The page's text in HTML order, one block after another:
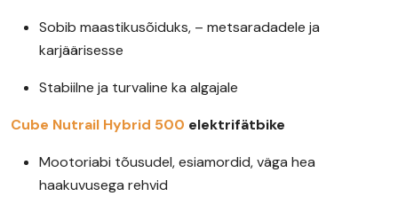
Sobib maastikusõiduks, – metsaradadele ja
karjäärisesse
Stabiilne ja turvaline ka algajale
Cube Nutrail Hybrid 500 elektrifätbike
Mootoriabi tõusudel, esiamordid, väga hea
haakuvusega rehvid